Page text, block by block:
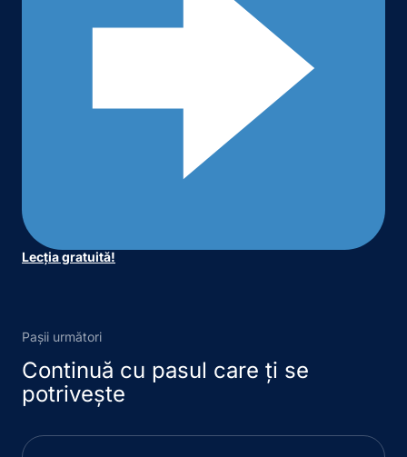
Lecția gratuită!
Pașii următori
Continuă cu pasul care ți se
potrivește